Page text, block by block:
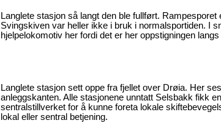
Langlete stasjon så langt den ble fullført.
Svingskiven var heller ikke i bruk i normalsportiden. I
hjelpelokomotiv her fordi det er her oppstigningen
Langlete stasjon sett oppe fra fjellet over Drøia. Her
anleggskanten. Alle stasjonene unntatt Selsbakk fikk
sentralstillverket for å kunne foreta lokale
lokal eller sentral betjening.